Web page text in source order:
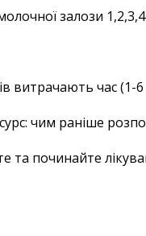
залози
витрачають час (1-
чим раніше
та починайте